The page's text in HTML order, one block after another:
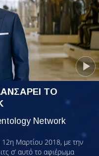
ΤΟ
Network
Μαρτίου 2018, με την
σ’ αυτό το αφιέρωμα